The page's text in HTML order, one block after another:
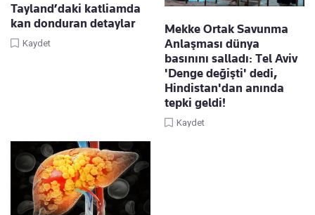
Tayland’daki katliamda
kan donduran detaylar
Kaydet
Mekke Ortak Savunma
Anlaşması dünya
basınını salladı: Tel Aviv
'Denge değişti' dedi,
Hindistan'dan anında
tepki geldi!
Kaydet